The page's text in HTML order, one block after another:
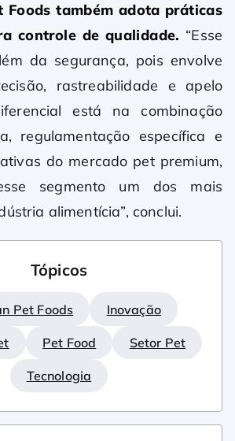
Foods também adota práticas
controle de qualidade. “Esse
da segurança, pois envolve
rastreabilidade e apelo
está na combinação
regulamentação específica e
do mercado pet premium,
segmento um dos mais
alimentícia”, conclui.
Tópicos
Pet Foods Inovação
Pet Food Setor Pet
Tecnologia